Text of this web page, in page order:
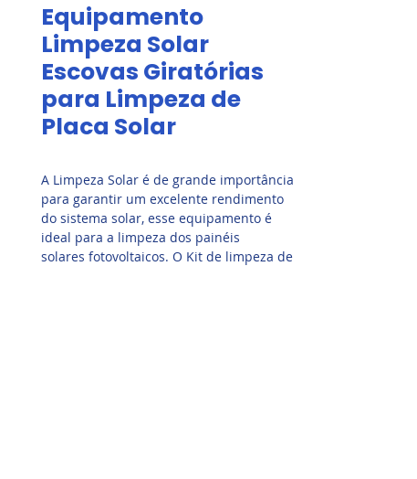
Equipamento
Limpeza Solar
Escovas Giratórias
para Limpeza de
Placa Solar
A Limpeza Solar é de grande importância
para garantir um excelente rendimento
do sistema solar, esse equipamento é
ideal para a limpeza dos painéis
solares fotovoltaicos. O Kit de limpeza de